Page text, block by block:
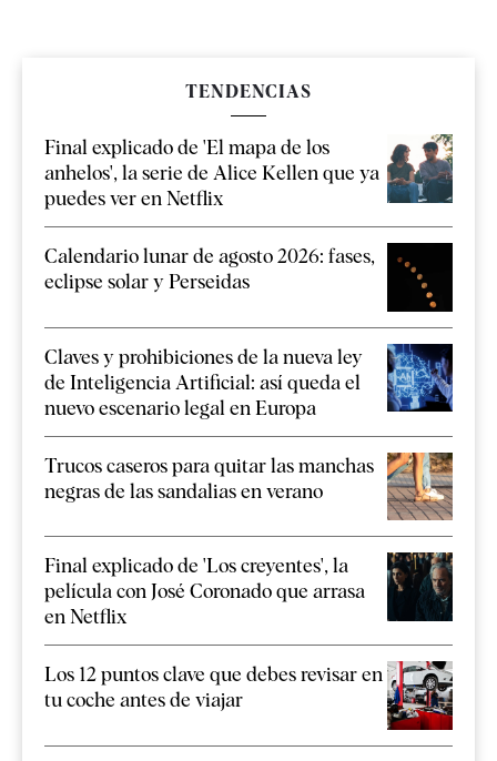
TENDENCIAS
Final explicado de 'El mapa de los
anhelos', la serie de Alice Kellen que ya
puedes ver en Netflix
Calendario lunar de agosto 2026: fases,
eclipse solar y Perseidas
Claves y prohibiciones de la nueva ley
de Inteligencia Artificial: así queda el
nuevo escenario legal en Europa
Trucos caseros para quitar las manchas
negras de las sandalias en verano
Final explicado de 'Los creyentes', la
película con José Coronado que arrasa
en Netflix
Los 12 puntos clave que debes revisar en
tu coche antes de viajar